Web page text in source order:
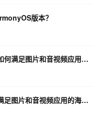
版本？
什么是阿里云对象存储OSS，以及它如何满足图片和音视频应用的海量存储需求？
什么是阿里云对象存储OSS，它如何满足图片和音视频应用的海量存储需求？